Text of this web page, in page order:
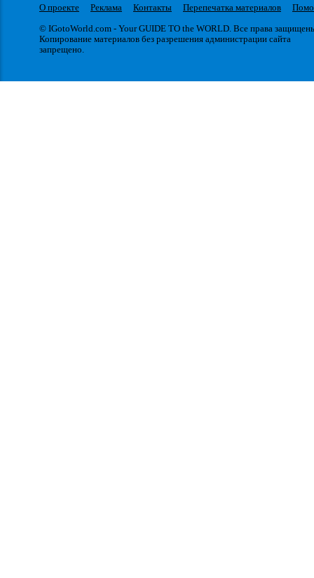
О проекте Реклама Контакты Перепечатка материалов
© IGotoWorld.com - Your GUIDE TO the WORLD. Все права
Копирование материалов без разрешения администрации сайта
запрещено.